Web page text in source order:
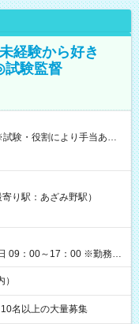
経験から好き
試験監督
前払い）オプションあ
間ほどで給与の一部を受け
休憩1時間） 時給1,300円
の役割により時給＋100
（休憩なし） 時給1,300
円＋交通費 【試用期
り駅：あざみ野駅）
09：00～17：00 ※勤務時
名以上の大量募集